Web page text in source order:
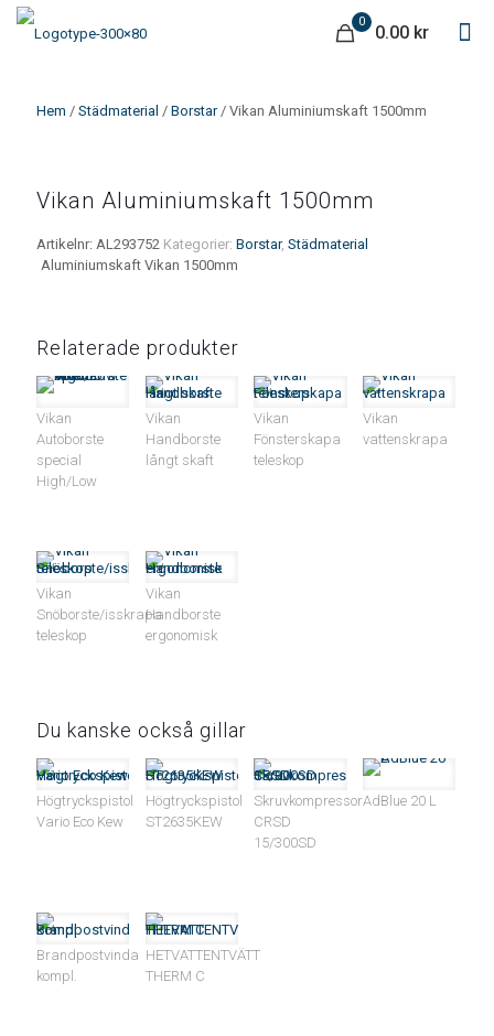
0
0.00 kr
Hem / Städmaterial / Borstar/ Vikan Aluminiumskaft 1500mm
Vikan Aluminiumskaft 1500mm
Artikelnr: AL293752 Kategorier: Borstar, Städmaterial
Aluminiumskaft Vikan 1500mm
Relaterade produkter
Vikan
Autoborste
special
High/Low
Vikan
Handborste
långt skaft
Vikan
Fönsterskapa
teleskop
Vikan
vattenskrapa
Vikan
Snöborste/isskrapa
teleskop
Vikan
Handborste
ergonomisk
Du kanske också gillar
Högtryckspistol
Vario Eco Kew
Högtryckspistol
ST2635KEW
Skruvkompressor
CRSD
15/300SD
AdBlue 20 L
Brandpostvinda
kompl.
HETVATTENTVÄTT
THERM C